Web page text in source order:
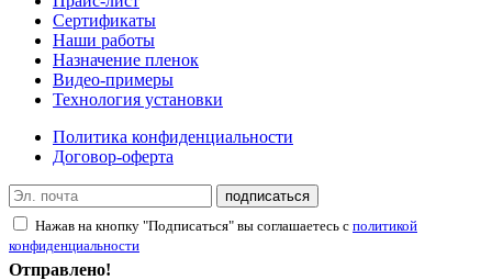
Сертификаты
Наши работы
Назначение пленок
Видео-примеры
Технология установки
Политика конфиденциальности
Договор-оферта
подписаться
Нажав на кнопку "Подписаться" вы соглашаетесь с политикой
конфиденциальности
Отправлено!